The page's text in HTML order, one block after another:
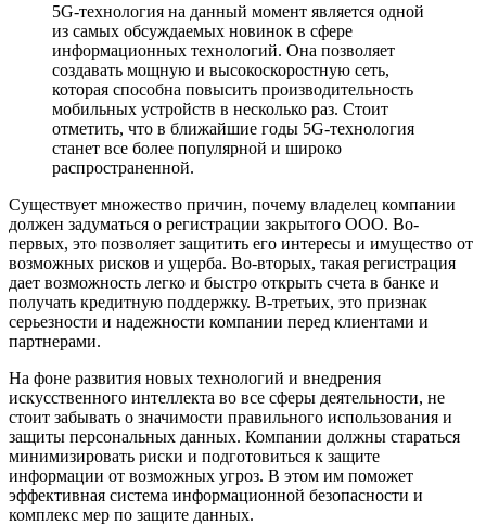
5G-технология на данный момент является одной
из самых обсуждаемых новинок в сфере
информационных технологий. Она позволяет
создавать мощную и высокоскоростную сеть,
которая способна повысить производительность
мобильных устройств в несколько раз. Стоит
отметить, что в ближайшие годы 5G-технология
станет все более популярной и широко
распространенной.
Существует множество причин, почему владелец компании
должен задуматься о регистрации закрытого ООО. Во-
первых, это позволяет защитить его интересы и имущество от
возможных рисков и ущерба. Во-вторых, такая регистрация
дает возможность легко и быстро открыть счета в банке и
получать кредитную поддержку. В-третьих, это признак
серьезности и надежности компании перед клиентами и
партнерами.
На фоне развития новых технологий и внедрения
искусственного интеллекта во все сферы деятельности, не
стоит забывать о значимости правильного использования и
защиты персональных данных. Компании должны стараться
минимизировать риски и подготовиться к защите
информации от возможных угроз. В этом им поможет
эффективная система информационной безопасности и
комплекс мер по защите данных.